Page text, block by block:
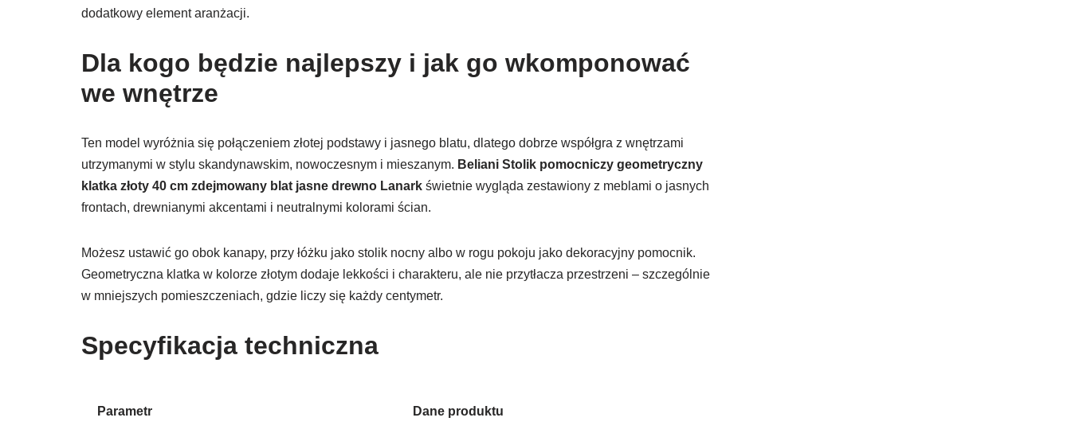
dodatkowy element aranżacji.
Dla kogo będzie najlepszy i jak go wkomponować
we wnętrze
Ten model wyróżnia się połączeniem złotej podstawy i jasnego blatu, dlatego dobrze współgra z wnętrzami
utrzymanymi w stylu skandynawskim, nowoczesnym i mieszanym. Beliani Stolik pomocniczy geometryczny
klatka złoty 40 cm zdejmowany blat jasne drewno Lanark świetnie wygląda zestawiony z meblami o jasnych
frontach, drewnianymi akcentami i neutralnymi kolorami ścian.
Możesz ustawić go obok kanapy, przy łóżku jako stolik nocny albo w rogu pokoju jako dekoracyjny pomocnik.
Geometryczna klatka w kolorze złotym dodaje lekkości i charakteru, ale nie przytłacza przestrzeni – szczególnie
w mniejszych pomieszczeniach, gdzie liczy się każdy centymetr.
Specyfikacja techniczna
Parametr Dane produktu